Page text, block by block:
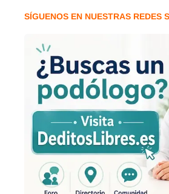
SÍGUENOS EN NUESTRAS REDES